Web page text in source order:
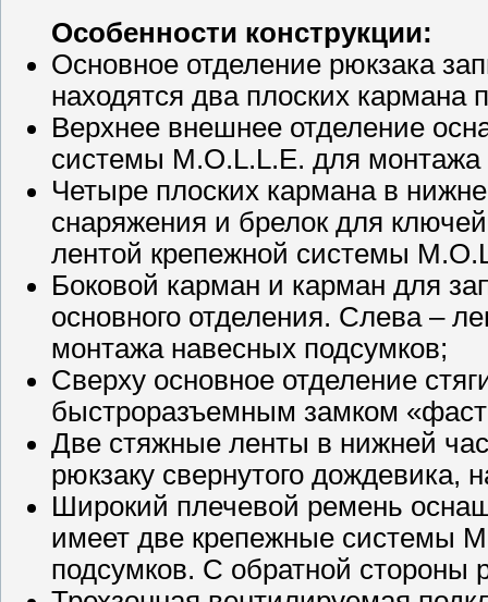
Особенности конструкции:
Основное отделение рюкзака
находятся два плоских кармана
Верхнее внешнее отделение
системы M.O.L.L.E. для монтажа
Четыре плоских кармана в
снаряжения и брелок для
лентой крепежной системы
Боковой карман и карман для
основного отделения. Слева –
монтажа навесных подсумков;
Сверху основное отделение
быстроразъемным замком
Две стяжные ленты в нижней
рюкзаку свернутого дождевика,
Широкий плечевой ремень
имеет две крепежные системы
подсумков. С обратной стороны